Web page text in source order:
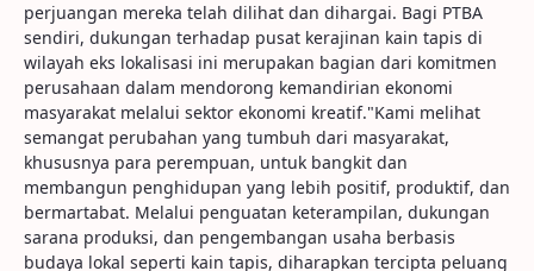
perjuangan mereka telah dilihat dan dihargai. Bagi PTBA
sendiri, dukungan terhadap pusat kerajinan kain tapis di
wilayah eks lokalisasi ini merupakan bagian dari komitmen
perusahaan dalam mendorong kemandirian ekonomi
masyarakat melalui sektor ekonomi kreatif."Kami melihat
semangat perubahan yang tumbuh dari masyarakat,
khususnya para perempuan, untuk bangkit dan
membangun penghidupan yang lebih positif, produktif, dan
bermartabat. Melalui penguatan keterampilan, dukungan
sarana produksi, dan pengembangan usaha berbasis
budaya lokal seperti kain tapis, diharapkan tercipta peluang